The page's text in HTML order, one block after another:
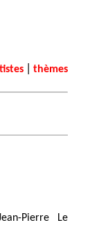
thèmes
Pierre Le